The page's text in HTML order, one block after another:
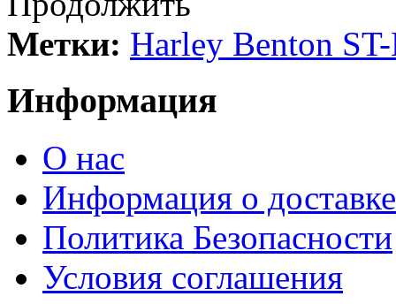
Метки: Harley Benton
Информация
О нас
Информация о доставке
Политика Безопасности
Условия соглашения